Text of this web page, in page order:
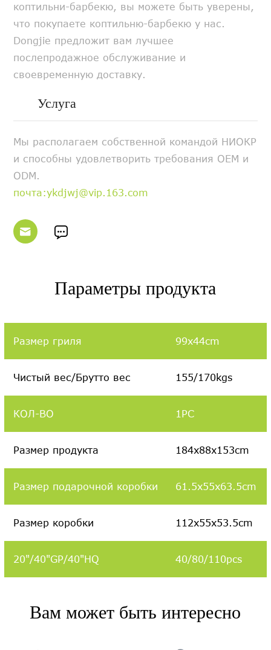
коптильни-барбекю, вы можете быть уверены,
что покупаете коптильню-барбекю у нас.
Dongjie предложит вам лучшее
послепродажное обслуживание и
своевременную доставку.
Услуга
Мы располагаем собственной командой НИОКР
и способны удовлетворить требования OEM и
ODM.
почта:ykdjwj@vip.163.com
 
Параметры продукта
Размер гриля 99x44cm
Чистый вес/Брутто вес 155/170kgs
КОЛ-ВО 1PC
Размер продукта 184x88x153cm
Размер подарочной коробки 61.5x55x63.5cm
Размер коробки 112x55x53.5cm
20"/40"GP/40"HQ 40/80/110pcs
Вам может быть интересно